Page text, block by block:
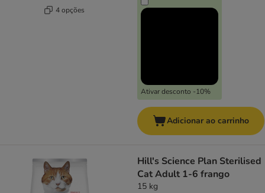
4 opções
Ativar desconto -10%
Adicionar ao carrinho
Hill's Science Plan Sterilised
Cat Adult 1-6 frango
15 kg